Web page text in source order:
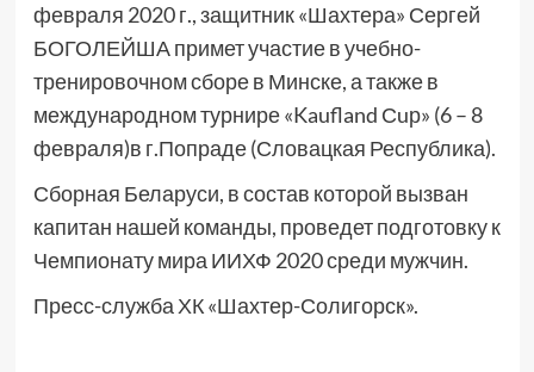
февраля 2020 г., защитник «Шахтера» Сергей
БОГОЛЕЙША примет участие в учебно-
тренировочном сборе в Минске, а также в
международном турнире «Kaufland Сuр» (6 – 8
февраля)в г.Попраде (Словацкая Республика).
Сборная Беларуси, в состав которой вызван
капитан нашей команды, проведет подготовку к
Чемпионату мира ИИХФ 2020 среди мужчин.
Пресс-служба ХК «Шахтер-Солигорск».